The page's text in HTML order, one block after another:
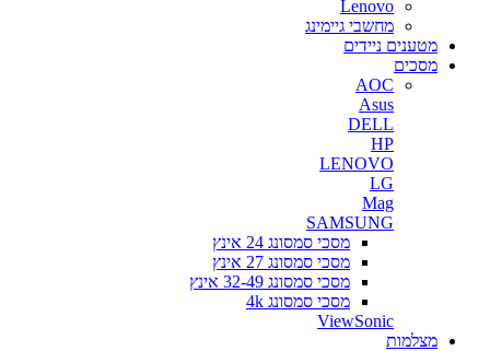
Lenovo
מחשבי גיימינג
מטענים ניידים
מסכים
AOC
Asus
DELL
HP
LENOVO
LG
Mag
SAMSUNG
מסכי סמסונג 24 אינץ
מסכי סמסונג 27 אינץ
מסכי סמסונג 32-49 אינץ
מסכי סמסונג 4k
ViewSonic
מצלמות